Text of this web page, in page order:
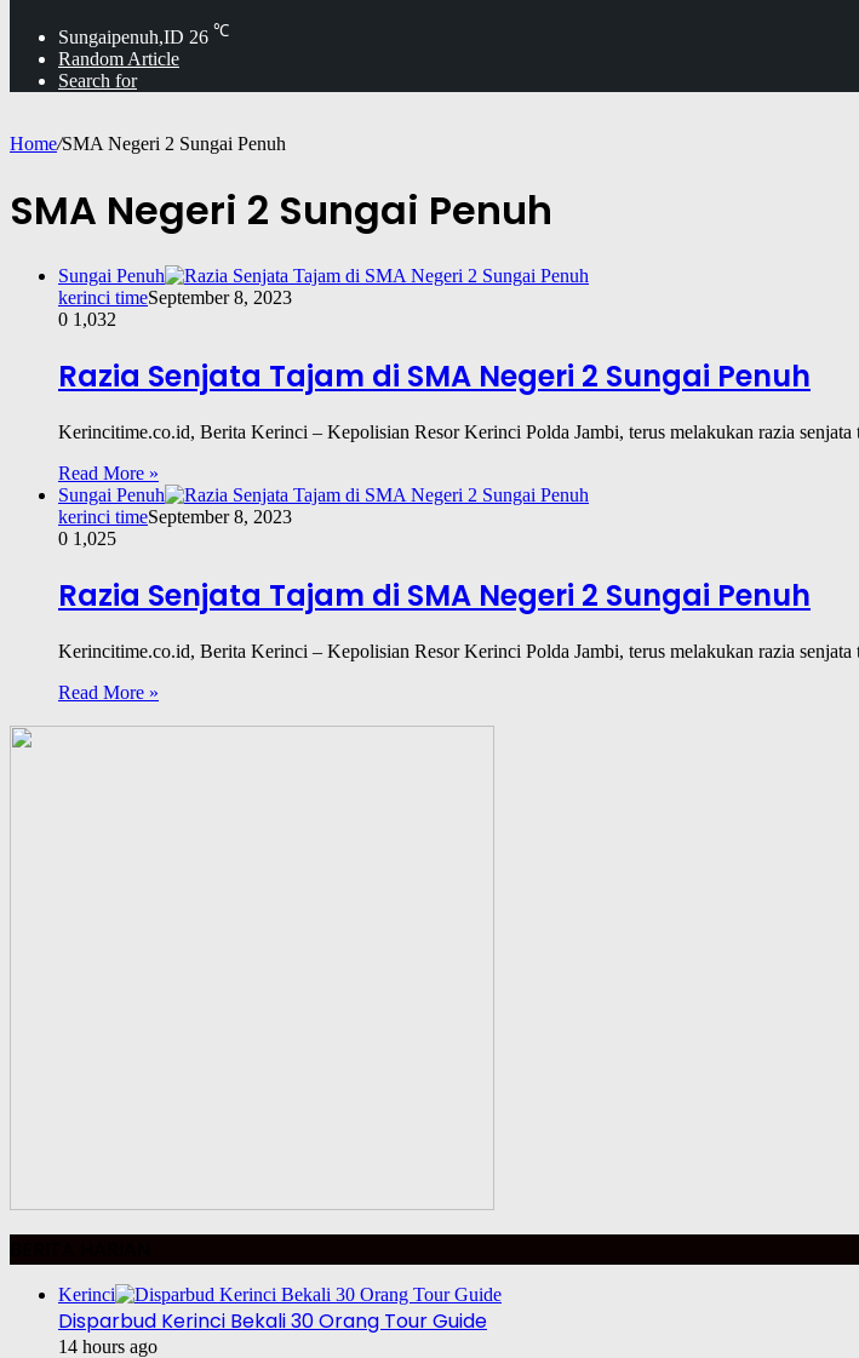
Sungaipenuh,ID 26 ℃
Random Article
Search for
Home/SMA Negeri 2 Sungai Penuh
SMA Negeri 2 Sungai Penuh
Sungai Penuh
kerinci timeSeptember 8, 2023
0 1,032
Razia Senjata Tajam di SMA Negeri 2 Sungai Penuh
Kerincitime.co.id, Berita Kerinci – Kepolisian Resor Kerinci Polda Jambi, terus melakukan razia
Read More »
Sungai Penuh
kerinci timeSeptember 8, 2023
0 1,025
Razia Senjata Tajam di SMA Negeri 2 Sungai Penuh
Kerincitime.co.id, Berita Kerinci – Kepolisian Resor Kerinci Polda Jambi, terus melakukan razia
Read More »
Kerinci
Disparbud Kerinci Bekali 30 Orang Tour Guide
14 hours ago